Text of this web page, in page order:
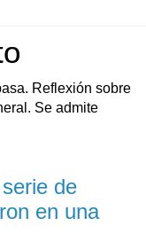
Reflexión sobre
Se admite
de
en una